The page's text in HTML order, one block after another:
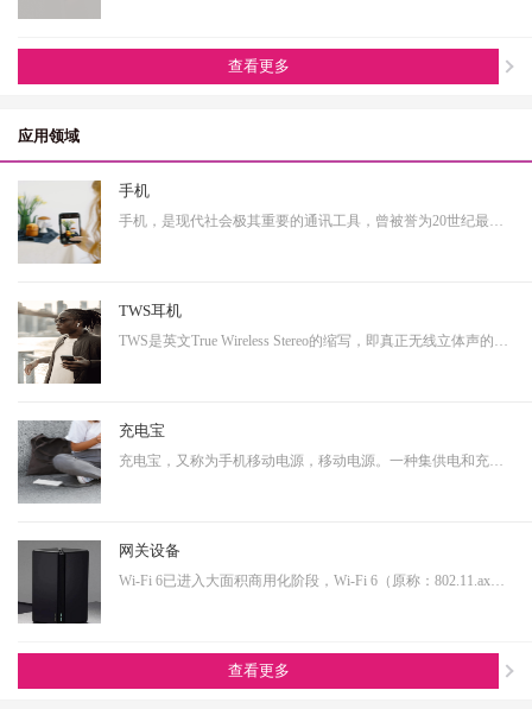
查看更多
应用领域
手机
手机，是现代社会极其重要的通讯工具，曾被誉为20世纪最伟大的发明之一。从早期的大哥大，到功能手机，到现在的智能手机，通讯制式不断升级，功能也越来越多样化。而正是因为其具有相当多样化的功能，使得其具有相当大的延展性，即可以演变成诸多其他产品形态的终端产品。…
TWS耳机
TWS是英文True Wireless Stereo的缩写，即真正无线立体声的意思，TWS技术同样也是基于蓝牙芯片技术的发展。按其工作原理来说是指手机通过连接主耳机，再由主耳机通过无线方式快速连接副耳机，实现真正的蓝牙左右声道无线分离使用。不连接从音箱时，主音箱回到单声道音质。…
充电宝
充电宝，又称为手机移动电源，移动电源。一种集供电和充电功能于一体的便携式充电器，可以给手机等数码设备随时随地充电或待机供电。随着移动产品的大量普及，以及移动设备的功能多样化，其用电需求也是越来越大，随身携带一个充电宝变为了常态，同时共享充电宝这个行业也…
网关设备
Wi-Fi 6已进入大面积商用化阶段，Wi-Fi 6（原称：802.11.ax）即第六代无线网络技术，提升更高的带宽，降低延时，连接用户数量提升明显。从IoT大布局的角度看，Wi-Fi 6在其中扮演着尤为重要的角色，也是高端技术的产物，内部有非常多的电源转换单元，亦需要搭配大电流功率…
查看更多